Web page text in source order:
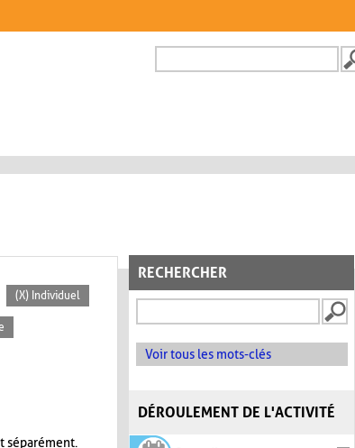
FORMULAIRE DE
RECHERCHER
Voir tous les mots-clés
DÉROULEMENT DE L'ACTIVITÉ
(X) Individuel
séparément.